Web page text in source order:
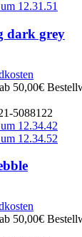
dark grey
50,00€
5088122
50,00€